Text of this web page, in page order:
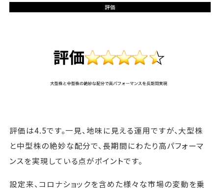
評価は4.5です。一見、地味に見える運用ですが、大型株
と中型株の絶妙な配分で、長期間にわたり高パフォーマ
ンスを実現している点がポイントです。
設定来、コロナショックを含めた様々な市場の変動を乗